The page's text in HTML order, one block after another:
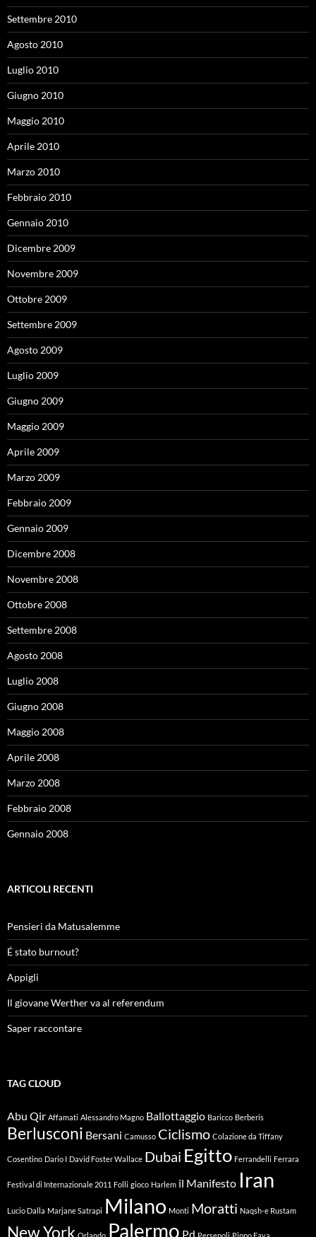
Settembre 2010
Agosto 2010
Luglio 2010
Giugno 2010
Maggio 2010
Aprile 2010
Marzo 2010
Febbraio 2010
Gennaio 2010
Dicembre 2009
Novembre 2009
Ottobre 2009
Settembre 2009
Agosto 2009
Luglio 2009
Giugno 2009
Maggio 2009
Aprile 2009
Marzo 2009
Febbraio 2009
Gennaio 2009
Dicembre 2008
Novembre 2008
Ottobre 2008
Settembre 2008
Agosto 2008
Luglio 2008
Giugno 2008
Maggio 2008
Aprile 2008
Marzo 2008
Febbraio 2008
Gennaio 2008
ARTICOLI RECENTI
Pensieri da Matusalemme
É stato burnout?
Appigli
Il giovane Werther va al referendum
Saper raccontare
TAG CLOUD
Abu Qir Affamati Alessandro Magno Ballottaggio Baricco Berberis
Berlusconi Bersani Camusso Ciclismo Colazione da Tiffany
Cosentino Dario I David Foster Wallace Dubai Egitto Ferrandelli Ferrara
Festival di Internazionale 2011 Folli gioco Harlem il Manifesto Iran
Lucio Dalla Marjane Satrapi Milano Monti Moratti Naqsh-e Rustam
New York Palermo Pd